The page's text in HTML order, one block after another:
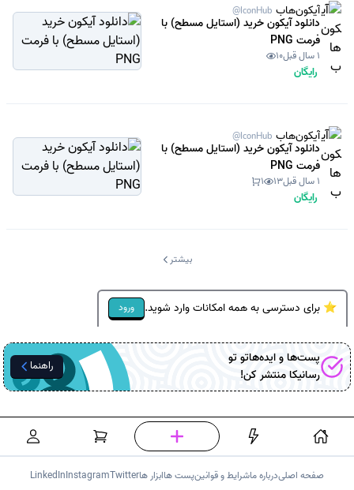
آیکون‌هاب @IconHub
دانلود آیکون خرید (استایل مسطح) با
فرمت PNG
1 سال قبل 10
رایگان
آیکون‌هاب @IconHub
دانلود آیکون خرید (استایل مسطح) با
فرمت PNG
1 سال قبل 13
1
رایگان
بیشتر
⭐ برای دسترسی به همه امکانات وارد شوید. ورود
پست‌ها و ایده‌هاتو تو
رسانیکامنتشر کن! راهنما
صفحه اصلیدرباره ماشرایط و قوانینپست هاابزار هاTwitter
Instagram
LinkedIn